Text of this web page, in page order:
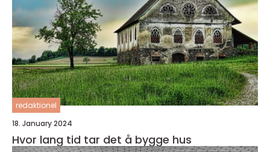
redaktionel
18. January 2024
Hvor lang tid tar det å bygge hus